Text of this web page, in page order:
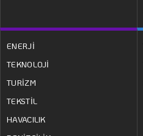
ENERJİ
TEKNOLOJİ
TURİZM
TEKSTİL
HAVACILIK